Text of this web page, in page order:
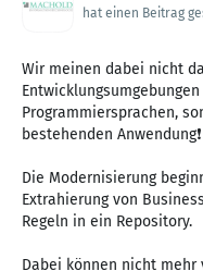
hat einen Beitrag
Wir meinen dabei nicht
Programmiersprachen,
bestehenden Anwendung❗
Die Modernisierung
Extrahierung von
Regeln in ein Repository.
Dabei können nicht mehr